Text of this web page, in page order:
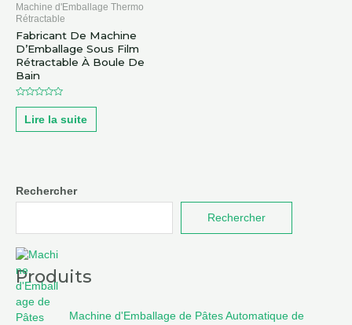
Machine d'Emballage Thermo
Rétractable
Fabricant De Machine
D’Emballage Sous Film
Rétractable À Boule De
Bain
Note
sur
5
Lire la suite
Rechercher
Rechercher
Produits
Machine d'Emballage de Pâtes Automatique de